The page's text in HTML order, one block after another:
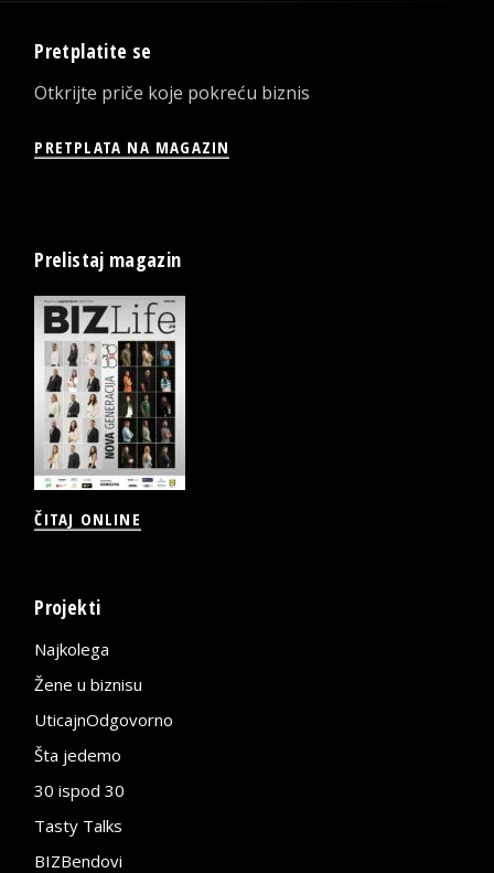
Pretplatite se
Otkrijte priče koje pokreću biznis
PRETPLATA NA MAGAZIN
Prelistaj magazin
ČITAJ ONLINE
Projekti
Najkolega
Žene u biznisu
UticajnOdgovorno
Šta jedemo
30 ispod 30
Tasty Talks
BIZBendovi